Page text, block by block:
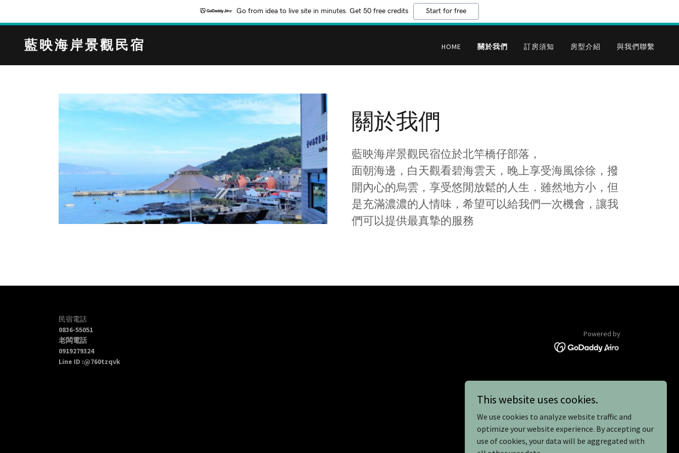
Go from idea to live site in minutes. Get 50 free credits Start for free
藍映海岸景觀民宿 HOME 關於我們 訂房須知 房型介紹 與我們聯繫
關於我們
藍映海岸景觀民宿位於北竿橋仔部落，
​面朝海邊，白天觀看碧海雲天，晚上享受海風徐徐，撥
開內心的烏雲，享受悠閒放鬆的人生．​​雖然地方小，但
是充滿濃濃的人情味，希望可以給我們一次機會，讓我
們可以提供最真摯的服務
民宿電話
0836-55051
老闆電話
0919279324
Line ID :@760tzqvk
Powered by
This website uses cookies.
We use cookies to analyze website traffic and
optimize your website experience. By accepting our
use of cookies, your data will be aggregated with